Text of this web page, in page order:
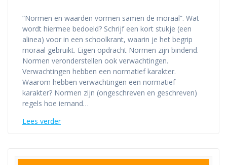
“Normen en waarden vormen samen de moraal”. Wat
wordt hiermee bedoeld? Schrijf een kort stukje (een
alinea) voor in een schoolkrant, waarin je het begrip
moraal gebruikt. Eigen opdracht Normen zijn bindend.
Normen veronderstellen ook verwachtingen.
Verwachtingen hebben een normatief karakter.
Waarom hebben verwachtingen een normatief
karakter? Normen zijn (ongeschreven en geschreven)
regels hoe iemand…
Lees verder